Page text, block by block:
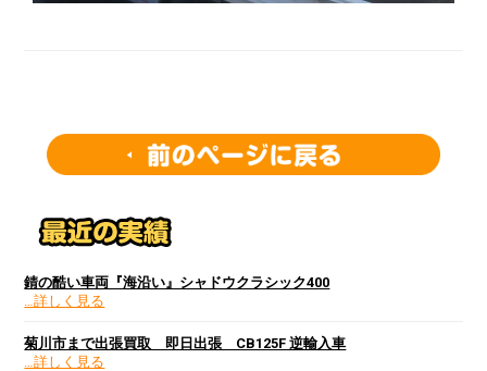
錆の酷い車両『海沿い』シャドウクラシック400
…詳しく見る
菊川市まで出張買取 即日出張 CB125F 逆輸入車
…詳しく見る